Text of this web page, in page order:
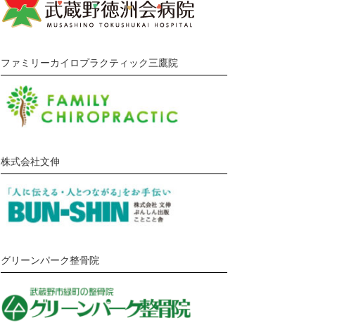
ファミリーカイロプラクティック三鷹院
株式会社文伸
グリーンパーク整骨院